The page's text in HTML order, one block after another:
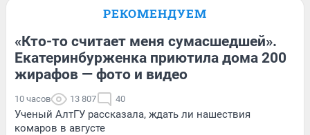
РЕКОМЕНДУЕМ
«Кто-то считает меня сумасшедшей».
Екатеринбурженка приютила дома 200
жирафов — фото и видео
10 часов 13 807 40
Ученый АлтГУ рассказала, ждать ли нашествия
комаров в августе